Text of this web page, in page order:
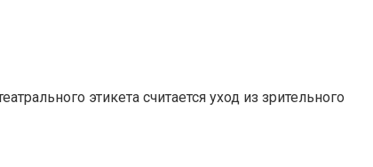
этикета считается уход из зрительного